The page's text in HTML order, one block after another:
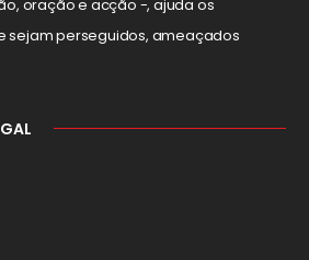
oração e acção -, ajuda os
sejam perseguidos, ameaçados